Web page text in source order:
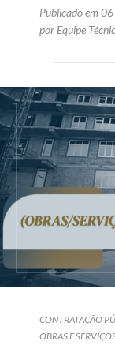
Publicado em
por Equipe
CONTRATAÇÃO
OBRAS E